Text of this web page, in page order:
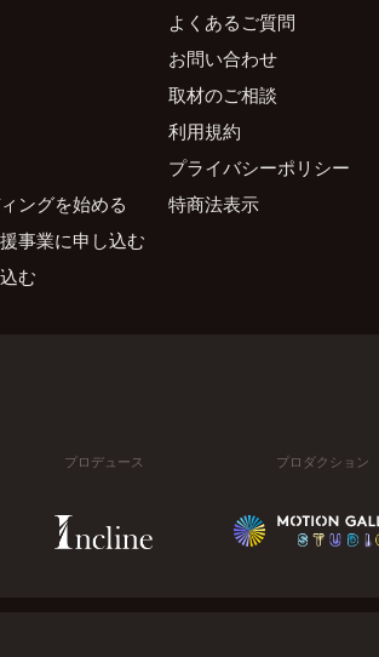
ングを始める
事業に申し込む
む
よくあるご質問
お問い合わせ
取材のご相談
利用規約
プライバシーポリシー
特商法表示
プロデュース プロダクション